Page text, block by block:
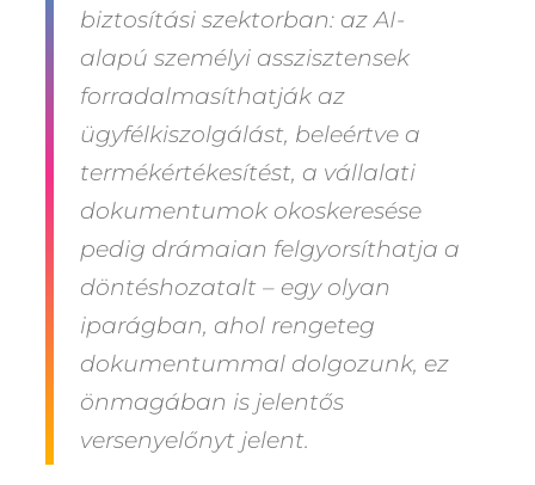
biztosítási szektorban: az AI-
alapú személyi asszisztensek
forradalmasíthatják az
ügyfélkiszolgálást, beleértve a
termékértékesítést, a vállalati
dokumentumok okoskeresése
pedig drámaian felgyorsíthatja a
döntéshozatalt – egy olyan
iparágban, ahol rengeteg
dokumentummal dolgozunk, ez
önmagában is jelentős
versenyelőnyt jelent.